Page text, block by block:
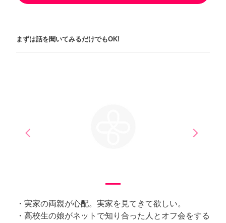
まずは話を聞いてみるだけでもOK!
arrow_back_iosPrevious arrow_forward_iosNext
・実家の両親が心配。実家を見てきて欲しい。
・高校生の娘がネットで知り合った人とオフ会をする